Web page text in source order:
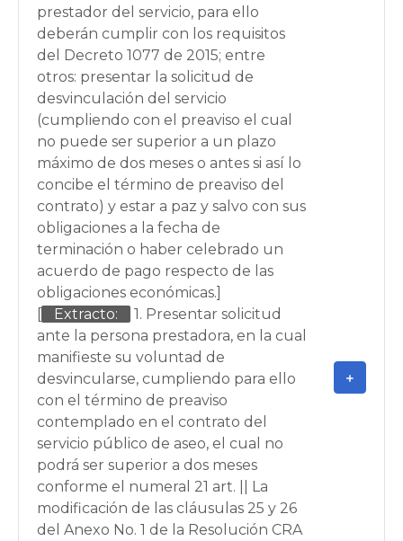
prestador del servicio, para ello
deberán cumplir con los requisitos
del Decreto 1077 de 2015; entre
otros: presentar la solicitud de
desvinculación del servicio
(cumpliendo con el preaviso el cual
no puede ser superior a un plazo
máximo de dos meses o antes si así lo
concibe el término de preaviso del
contrato) y estar a paz y salvo con sus
obligaciones a la fecha de
terminación o haber celebrado un
acuerdo de pago respecto de las
obligaciones económicas.]
[
Extracto:
1. Presentar solicitud
ante la persona prestadora, en la cual
manifieste su voluntad de
desvincularse, cumpliendo para ello
con el término de preaviso
contemplado en el contrato del
servicio público de aseo, el cual no
podrá ser superior a dos meses
conforme el numeral 21 art. || La
modificación de las cláusulas 25 y 26
del Anexo No. 1 de la Resolución CRA